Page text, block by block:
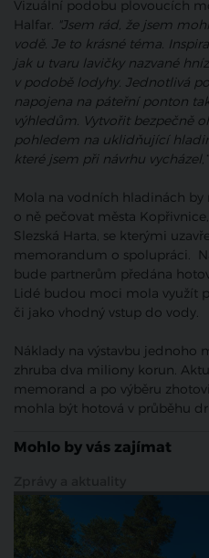
Vizuální podobu plovoucích
Halfar. "Jsem rád, že jsem
vodě. Je to krásné téma.
jak u tvaru lavičky nazvané
v podobě lodyhy. Jednotlivá
napojena na páteřní ponton
výhledům. Vytvořit bezpečně
pohledem na uklidňující
které jsem při návrhu vycházel,“
Mola na vodních hladinách by
o ně pečovat města
Slezská Harta, se kterými
memorandum o spolupráci.
bude partnerům předána
Lidé budou moci mola využít
či jako vhodný vstup do vody.
Náklady na výstavbu jednoho
zhruba dva miliony korun.
memorand a po výběru
mohla být hotová v průběhu
Mohlo by vás zajímat